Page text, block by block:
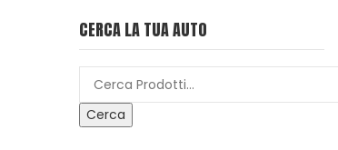
CERCA LA TUA AUTO
Cerca